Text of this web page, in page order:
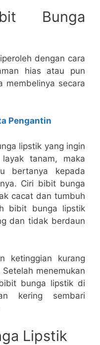
Bunga
dengan cara
hias atau pun
membelinya secara
Pengantin
lipstik yang ingin
tanam, maka
bertanya kepada
Ciri bibit bunga
cacat dan tumbuh
bibit bunga lipstik
dan tidak berdaun
ketinggian kurang
menemukan
bunga lipstik di
kering sembari
Lipstik